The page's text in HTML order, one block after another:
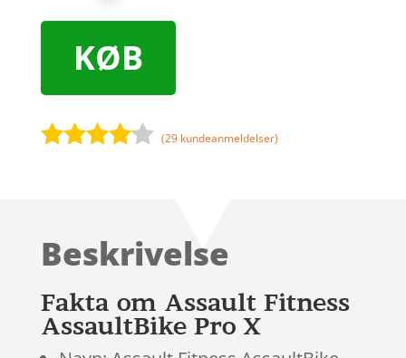
KØB
på
ømmels
er
(29 kundeanmeldelser)
Beskrivelse
Fakta om Assault Fitness
AssaultBike Pro X